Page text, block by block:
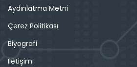
Aydınlatma Metni
Çerez Politikası
Biyografi
İletişim